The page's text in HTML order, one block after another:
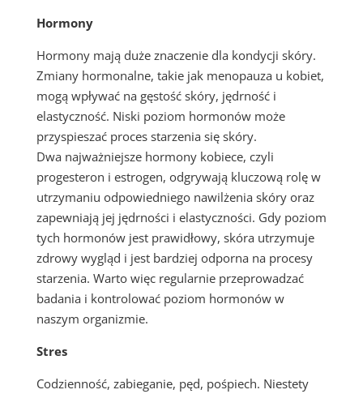
Hormony
Hormony mają duże znaczenie dla kondycji skóry.
Zmiany hormonalne, takie jak menopauza u kobiet,
mogą wpływać na gęstość skóry, jędrność i
elastyczność. Niski poziom hormonów może
przyspieszać proces starzenia się skóry.
Dwa najważniejsze hormony kobiece, czyli
progesteron i estrogen, odgrywają kluczową rolę w
utrzymaniu odpowiedniego nawilżenia skóry oraz
zapewniają jej jędrności i elastyczności. Gdy poziom
tych hormonów jest prawidłowy, skóra utrzymuje
zdrowy wygląd i jest bardziej odporna na procesy
starzenia. Warto więc regularnie przeprowadzać
badania i kontrolować poziom hormonów w
naszym organizmie.
Stres
Codzienność, zabieganie, pęd, pośpiech. Niestety